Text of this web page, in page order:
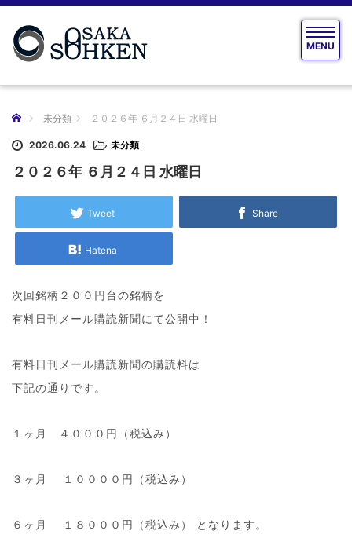
T
o
g
MENU
ホーム 未分類 ２０２６年 ６月２４日 水曜日
2026.06.24 未分類
２０２６年 ６月２４日 水曜日
Tweet Share
Hatena
次回銘柄２００円台の銘柄を
有料日刊メール購読新聞にて公開中！
有料日刊メール購読新聞の購読料は
下記の通りです。
１ヶ月 ４０００円（税込み）
３ヶ月 １００００円（税込み）
６ヶ月 １８０００円（税込み） となります。